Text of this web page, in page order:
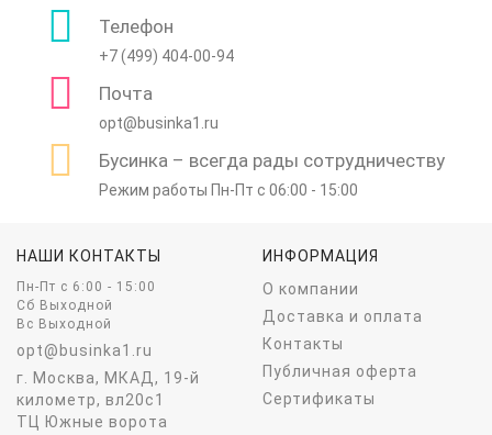
Телефон
+7 (499) 404-00-94
Почта
opt@businka1.ru
Бусинка – всегда рады сотрудничеству
Режим работы Пн-Пт c 06:00 - 15:00
НАШИ КОНТАКТЫ
Пн-Пт c 6:00 - 15:00
Сб Выходной
Вс Выходной
opt@businka1.ru
г. Москва, МКАД, 19-й
километр, вл20с1
ТЦ Южные ворота
ИНФОРМАЦИЯ
О компании
Доставка и оплата
Контакты
Публичная оферта
Сертификаты